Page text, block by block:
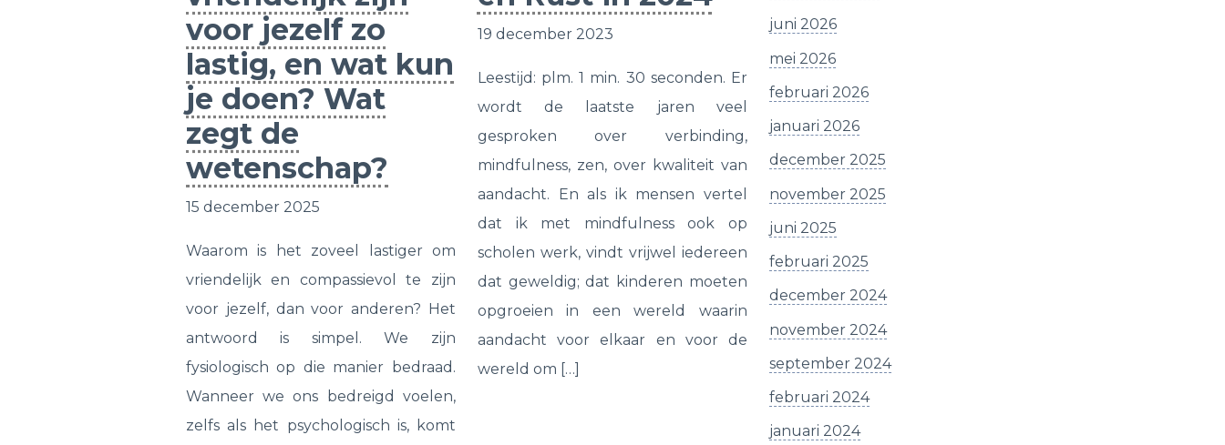
voor jezelf zo
lastig, en wat kun
je doen? Wat
zegt de
wetenschap?
15 december 2025
Waarom is het zoveel lastiger om
vriendelijk en compassievol te zijn
voor jezelf, dan voor anderen? Het
antwoord is simpel. We zijn
fysiologisch op die manier bedraad.
Wanneer we ons bedreigd voelen,
zelfs als het psychologisch is, komt
19 december 2023
Leestijd: plm. 1 min. 30 seconden. Er
wordt de laatste jaren veel
gesproken over verbinding,
mindfulness, zen, over kwaliteit van
aandacht. En als ik mensen vertel
dat ik met mindfulness ook op
scholen werk, vindt vrijwel iedereen
dat geweldig; dat kinderen moeten
opgroeien in een wereld waarin
aandacht voor elkaar en voor de
wereld om […]
juni 2026
mei 2026
februari 2026
januari 2026
december 2025
november 2025
juni 2025
februari 2025
december 2024
november 2024
september 2024
februari 2024
januari 2024